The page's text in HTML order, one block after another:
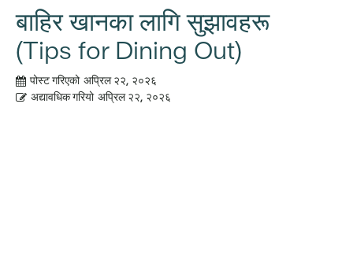
बाहिर खानका लागि सुझावहरू
(Tips for Dining Out)
पोस्ट गरिएको अप्रिल २२, २०२६
अद्यावधिक गरियो अप्रिल २२, २०२६